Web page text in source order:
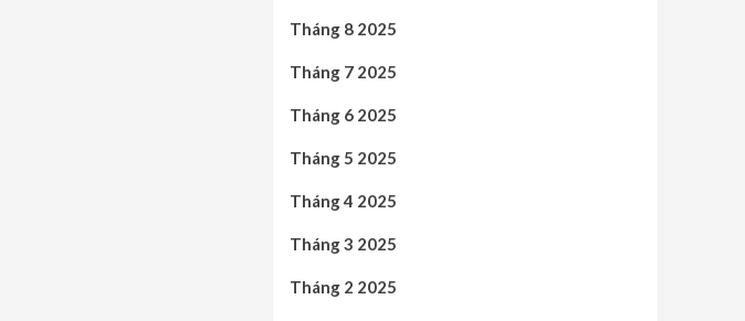
Tháng 8 2025
Tháng 7 2025
Tháng 6 2025
Tháng 5 2025
Tháng 4 2025
Tháng 3 2025
Tháng 2 2025